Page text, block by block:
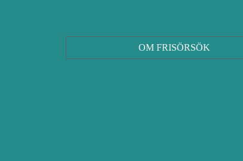
OM FRISÖRSÖK